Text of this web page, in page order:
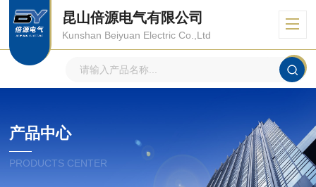
昆山倍源电气有限公司
Kunshan Beiyuan Electric Co.,Ltd
产品中心
PRODUCTS CENTER